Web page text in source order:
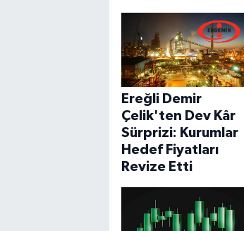
Ereğli Demir
Çelik'ten Dev Kâr
Sürprizi: Kurumlar
Hedef Fiyatları
Revize Etti